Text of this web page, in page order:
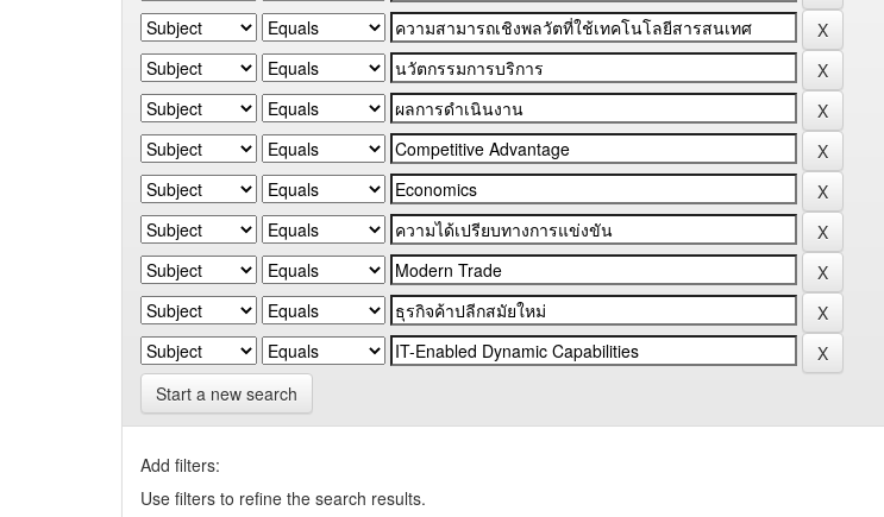
Start a new search
Add filters:
Use filters to refine the search results.